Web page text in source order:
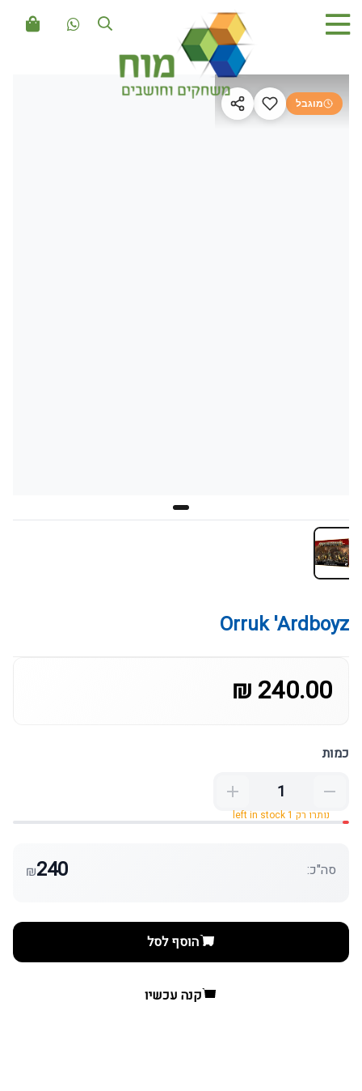
מוגבל
Orruk 'Ardboyz
240.00 ₪
כמות
נותרו רק 1 left in stock
סה"כ: 240
₪
הוסף לסל
קנה עכשיו